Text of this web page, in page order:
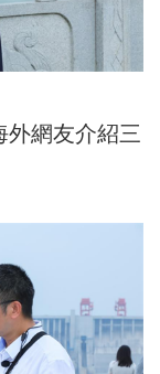
外網友介紹三